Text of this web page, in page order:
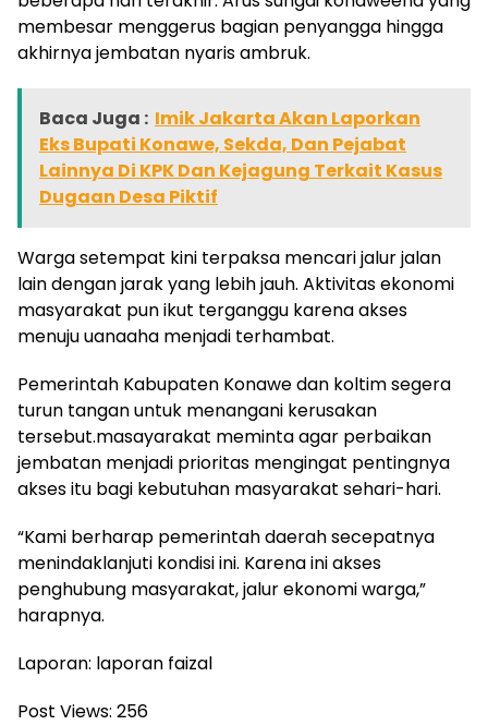
membesar menggerus bagian penyangga hingga
akhirnya jembatan nyaris ambruk.
Baca Juga : Imik Jakarta Akan Laporkan
Eks Bupati Konawe, Sekda, Dan Pejabat
Lainnya Di KPK Dan Kejagung Terkait Kasus
Dugaan Desa Piktif
Warga setempat kini terpaksa mencari jalur jalan
lain dengan jarak yang lebih jauh. Aktivitas ekonomi
masyarakat pun ikut terganggu karena akses
menuju uanaaha menjadi terhambat.
Pemerintah Kabupaten Konawe dan koltim segera
turun tangan untuk menangani kerusakan
tersebut.masayarakat meminta agar perbaikan
jembatan menjadi prioritas mengingat pentingnya
akses itu bagi kebutuhan masyarakat sehari-hari.
“Kami berharap pemerintah daerah secepatnya
menindaklanjuti kondisi ini. Karena ini akses
penghubung masyarakat, jalur ekonomi warga,”
harapnya.
Laporan: laporan faizal
Post Views: 256